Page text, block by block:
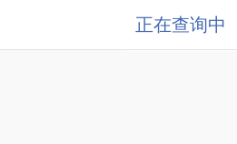
正在查询中